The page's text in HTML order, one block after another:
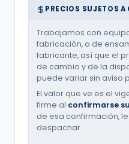
PRECIOS SUJETOS A
Trabajamos con
fabricación, o de
fabricante, así que el
de cambio y de la
puede variar sin aviso
El valor que ve es el
firme al confirmarse
de esa confirmación,
despachar.